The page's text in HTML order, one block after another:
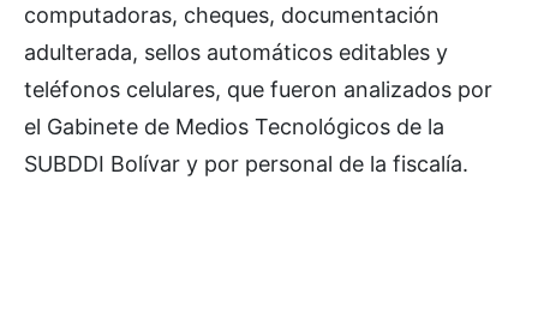
computadoras, cheques, documentación
adulterada, sellos automáticos editables y
teléfonos celulares, que fueron analizados por
el Gabinete de Medios Tecnológicos de la
SUBDDI Bolívar y por personal de la fiscalía.